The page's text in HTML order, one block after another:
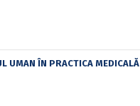
UMAN ÎN PRACTICA MEDICALĂ